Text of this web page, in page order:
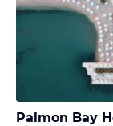
Palmon Bay